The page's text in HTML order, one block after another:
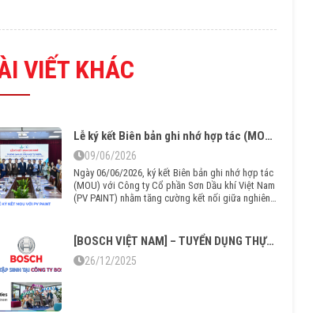
VIẾT KHÁC
Lễ ký kết Biên bản ghi nhớ hợp tác (MOU) với Công ty Cổ phần Sơn Dầu khí Việt Nam (PV PAINT)
09/06/2026
Ngày 06/06/2026, ký kết Biên bản ghi nhớ hợp tác
(MOU) với Công ty Cổ phần Sơn Dầu khí Việt Nam
(PV PAINT) nhằm tăng cường kết nối giữa nghiên
[BOSCH VIỆT NAM] – TUYỂN DỤNG THỰC TẬP SINH 2025
26/12/2025